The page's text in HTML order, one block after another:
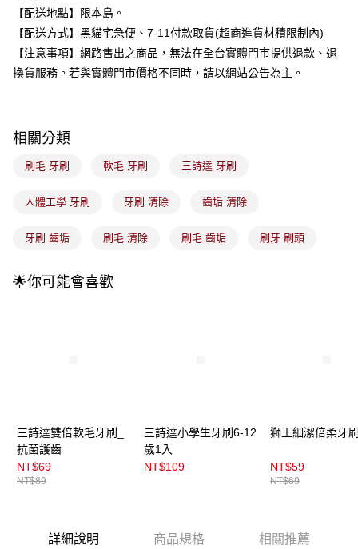
台新國際商業銀行
台灣樂天信用卡公司
Google Pay
全盈+PAY
大哥付你分期
1.本服務由台灣大哥大提供，台灣大哥大用戶可立即使用無須另外申請。
2.付款方式選擇「大哥付你分期」，訂單成立後會自動跳轉到大哥付的交易
流程，驗證手機門號後，選擇欲分期的期數、繳款截止日，確認付款後即完
4.訂單成立30分鐘內，如未前往確認交易或遇審核未通過，訂單將自動取
法說明評估內容。
醒簡訊。
2.透過簡訊連結打開帳單後，可選擇「超商條碼／台灣大直營門市／銀行轉
3.完整用戶服務條款，請詳閱以下連結：https://oppay.tw/userRule
ATM付款
運送方式
全家取貨付款
付款後全家取貨
付款後門市自取
每筆NT$100，滿NT$399(含以上)免運費
【配送地點】限本島。
【配送方式】黑貓宅急便、7-11付款取貨(超商進貨材積限制內)
【注意事項】網路售出之商品，無法在全台實體門市提供退款、退
換貨服務。若與實體門市價格不同時，請以網站公告為主。
相關分類
刷毛 牙刷 軟毛 牙刷 三詩達 牙刷
人體工學 牙刷 牙刷 清除 齒垢 清除
牙刷 齒垢 刷毛 清除 刷毛 齒垢 刷牙 刷頭
🌟你可能會喜歡
三詩達雙倍軟毛牙刷_
抗菌護齒
NT$69
NT$89
三詩達小學生牙刷6-12
歲1入
NT$109
獅王細潔倍柔牙
NT$59
NT$69
詳細說明 商品規格 相關推薦